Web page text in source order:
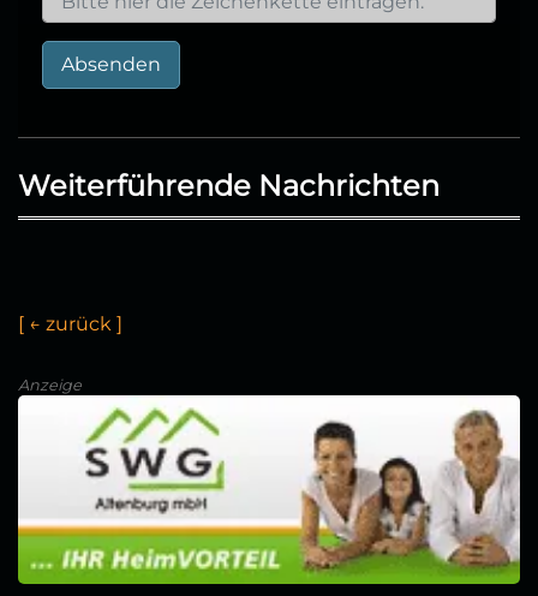
Absenden
Weiterführende Nachrichten
[ ← zurück ]
Anzeige